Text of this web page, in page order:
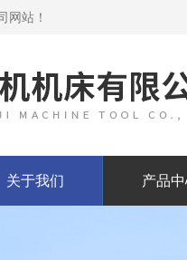
网站！
关于我们 产品